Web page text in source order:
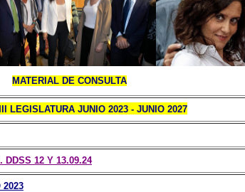
MATERIAL DE CONSULTA
LEGISLATURA JUNIO 2023 - JUNIO 2027
DDSS 12 Y 13.09.24
2023